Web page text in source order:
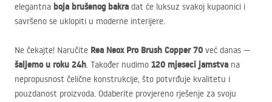
elegantna boja brušenog bakra dat će luksuz svakoj kupaonici i
savršeno se uklopiti u moderne interijere.
Ne čekajte! Naručite Rea Neox Pro Brush Copper 70 već danas —
šaljemo u roku 24h. Također nudimo 120 mjeseci jamstva na
nepropusnost čelične konstrukcije, što potvrđuje kvalitetu i
pouzdanost proizvoda. Odaberite provjereno rješenje za svoju